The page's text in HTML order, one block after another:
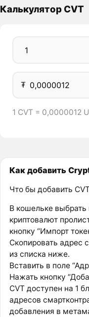
Калькулятор CVT
₮
1 CVT = 0,0000012
Как добавить
Что бы добавить
В кошельке
криптовалют
кнопку “Импорт
Скопировать адрес
из списка ниже.
Вставить в поле
Нажать кнопку
CVT доступен на 1
адресов
добавления в